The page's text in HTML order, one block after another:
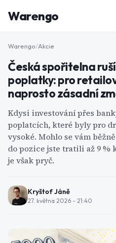
Warengo
NOVÉ
Warengo/Akcie
Česká spořitelna
poplatky: pro
naprosto zásadní
Kdysi investování přes
poplatcích, které byly pro
vysoké. Mohlo se vám
do pozice jste tratili až 9 %
je však pryč.
Kryštof Jáně
27. května 2026 - 21:40